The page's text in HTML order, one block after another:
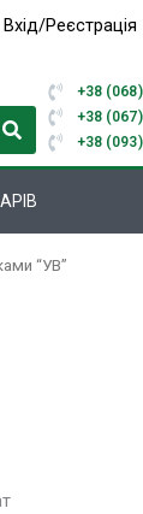
Вхід/Реєстрація
+38
+38
+38
“УВ”